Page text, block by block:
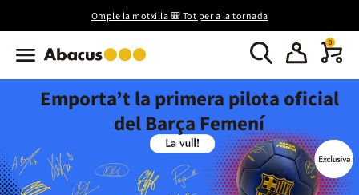
Omple la motxilla 🎒 Tot per a la tornada
0
Emporta’t la primera pilota oficial
del Barça Femení